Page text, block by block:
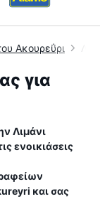
Ακουρεΰρι
για
Λιμάνι
ενοικιάσεις
και σας